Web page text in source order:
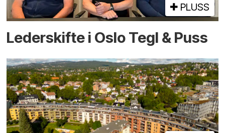
PLUSS
Lederskifte i Oslo Tegl & Puss